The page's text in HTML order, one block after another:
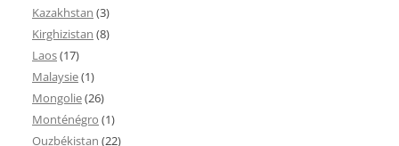
Kazakhstan (3)
Kirghizistan (8)
Laos(17)
Malaysie(1)
Mongolie(26)
Monténégro (1)
Ouzbékistan (22)